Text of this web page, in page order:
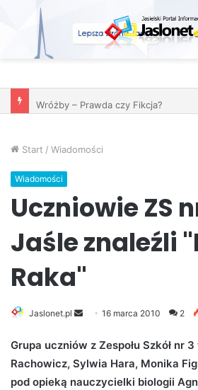
Wróżby – Prawda czy Fikcja?
Start / Wiadomości
Wiadomości
Uczniowie ZS
Jaśle znaleźli
Raka"
Jaslonet.pl
n
d
a
16 marca 2010 2
Grupa uczniów z Zespołu Szkół nr
Rachowicz, Sylwia Hara, Monika
pod opieką nauczycielki biologii